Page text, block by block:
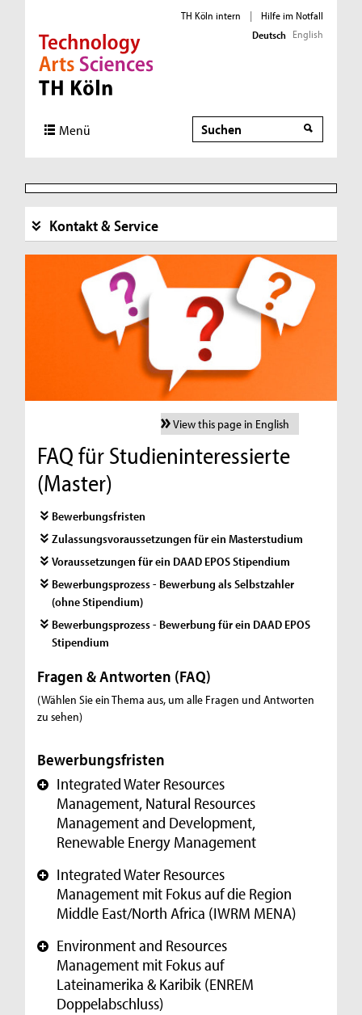
Direkt zur Hauptnavigation
Direkt zur Subnavigation
Direkt zum Inhalt
Direkt zum Fußbereich
TH Köln intern |
Hilfe im Notfall
Deutsch English
Menü Suche
Suche
Kontakt & Service
View this page in English
FAQ für Studieninteressierte
(Master)
Bewerbungsfristen
Zulassungsvoraussetzungen für ein Masterstudium
Voraussetzungen für ein DAAD EPOS Stipendium
Bewerbungsprozess - Bewerbung als Selbstzahler
(ohne Stipendium)
Bewerbungsprozess - Bewerbung für ein DAAD EPOS
Stipendium
Fragen & Antworten (FAQ)
(Wählen Sie ein Thema aus, um alle Fragen und Antworten
zu sehen)
Bewerbungsfristen
+ Integrated Water Resources
Management, Natural Resources
Management and Development,
Renewable Energy Management
+ Integrated Water Resources
Management mit Fokus auf die Region
Middle East/North Africa (IWRM MENA)
+ Environment and Resources
Management mit Fokus auf
Lateinamerika & Karibik (ENREM
Doppelabschluss)